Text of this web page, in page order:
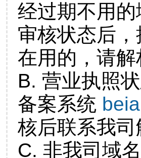
经过期不用
审核状态后
在用的，请
B. 营业执照
备案系统
核后联系我
C. 非我司域